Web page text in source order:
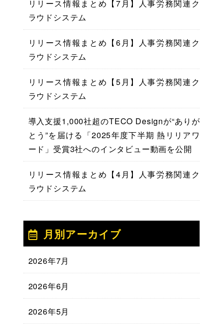
リリース情報まとめ【7月】人事労務関連ク
ラウドシステム
リリース情報まとめ【6月】人事労務関連ク
ラウドシステム
リリース情報まとめ【5月】人事労務関連ク
ラウドシステム
導入支援1,000社超のTECO Designが“ありが
とう”を届ける「2025年度下半期 熱リリアワ
ード」受賞3社へのインタビュー動画を公開
リリース情報まとめ【4月】人事労務関連ク
ラウドシステム
月別アーカイブ
2026年7月
2026年6月
2026年5月